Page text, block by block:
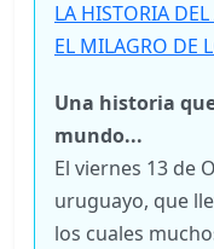
LA HISTORIA
EL MILAGRO DE
Una historia
mundo...
El viernes 13 de
uruguayo, que
los cuales